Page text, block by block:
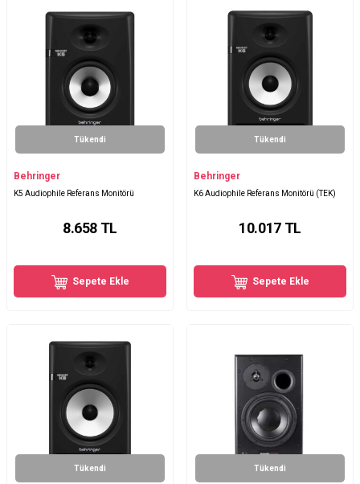
Tükendi
Behringer
K5 Audiophile Referans Monitörü
8.658 TL
Sepete Ekle
Tükendi
Behringer
K6 Audiophile Referans Monitörü (TEK)
10.017TL
Sepete Ekle
Tükendi Tükendi